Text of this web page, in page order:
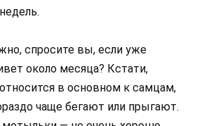
спросите вы, если уже
около месяца? Кстати,
в основном к самцам,
чаще бегают или прыгают.